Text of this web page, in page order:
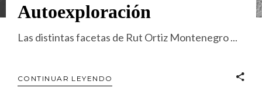
Autoexploración
Las distintas facetas de Rut Ortiz Montenegro
CONTINUAR LEYENDO